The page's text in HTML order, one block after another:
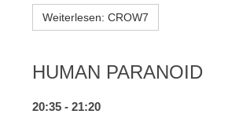
Weiterlesen: CROW7
HUMAN PARANOID
20:35 - 21:20